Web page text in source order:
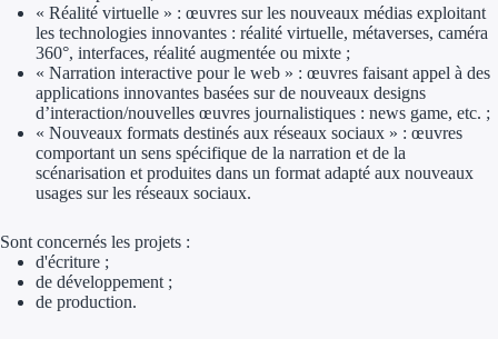
Ouvrage
Territoires
Régions de A à H
Aides Région
« Réalité virtuelle » : œuvres sur les nouveaux médias exploitant
les technologies innovantes : réalité virtuelle, métaverses, caméra
360°, interfaces, réalité augmentée ou mixte ;
« Narration interactive pour le web » : œuvres faisant appel à des
applications innovantes basées sur de nouveaux designs
d’interaction/nouvelles œuvres journalistiques : news game, etc. ;
« Nouveaux formats destinés aux réseaux sociaux » : œuvres
comportant un sens spécifique de la narration et de la
scénarisation et produites dans un format adapté aux nouveaux
usages sur les réseaux sociaux.
Sont concernés les projets :
d'écriture ;
de développement ;
de production.